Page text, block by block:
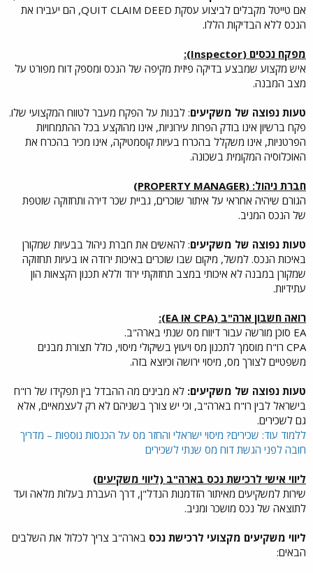
אם טייטל מקבלים לביצוע עסקת QUIT CLAIM DEED, הם יעבירו את
הנכס ללא הבדיקות הללו.
מפקח נכסים (Inspector):
איש מקצוע שמבצע בדיקה פיזית מקיפה של הנכס ומספק דוח מפורט על
מצב המבנה.
טעות נפוצה של משקיעים: לבנות על הפקח מעבר לטווח המקצועי שלו.
פקח ברשיון אינו בודק הפרות עירוניות, אינו מהוקצע בכל ההתמחויות
הפרטניות, אינו משקלל בהכרח בעיות קוסמטיקה, אינו מכיר בהכרח את
האוכלוסיה המקומית בשכונה.
חברת ניהול: (PROPERTY MANAGER)
הגורם שיהיה אחראי על איתור שוכרים, גביית שכר דירה ותחזוקה שוטפת
של הנכס המניב.
טעות נפוצה של משקיעים: להאשים את חברת ניהול בבעיות שמקורן
באיכות הנכס. למשל, מיקום שבו שוכרים באיכות ירודה או בעיות תחזוקה
שמקורן במבנה לא איכותי במצב תחזוקתי ירוד וללא תכנון הקצאות הון
עתידיות.
רואה חשבון ארה"ב (CPA או EA):
EA סוכן מורשה עבור דיווח מס שנתי בארה"ב.
CPA רו"ח מוסמך לתכנון מס ויעוץ בשיקולי מיסוי, כולל תצורת מבנים
משפטיים לצורך מס, מיסוי ירושה וכיוצא בזה.
טעות נפוצה של משקיעים: לא מבינים מה ההבדל בין תפקידו של רו"ח
בישראל לבין רו"ח בארה"ב, וכי יש צורך בשניהם לא רק לעצמאיים, אלא
גם לשכירים.
ללמוד עוד: שכירים? מיסוי ישראלי והחזר מס על הכנסות נוספות – מדריך
חובה לפני הגשת דוח מס שנתי לשכירים
ליווי אישי לרכישת נכס בארה"ב (ליווי משקיעים)
שירות למשקיעים מאיתור הזדמנות הנדל"ן, דרך העברת בעלות מלאה ועד
לתוצאה של נכס מושכר ומניב.
ליווי משקיעים מקצועי לרכישת נכס בארה"ב צריך לכלול את השלבים
הבאים: